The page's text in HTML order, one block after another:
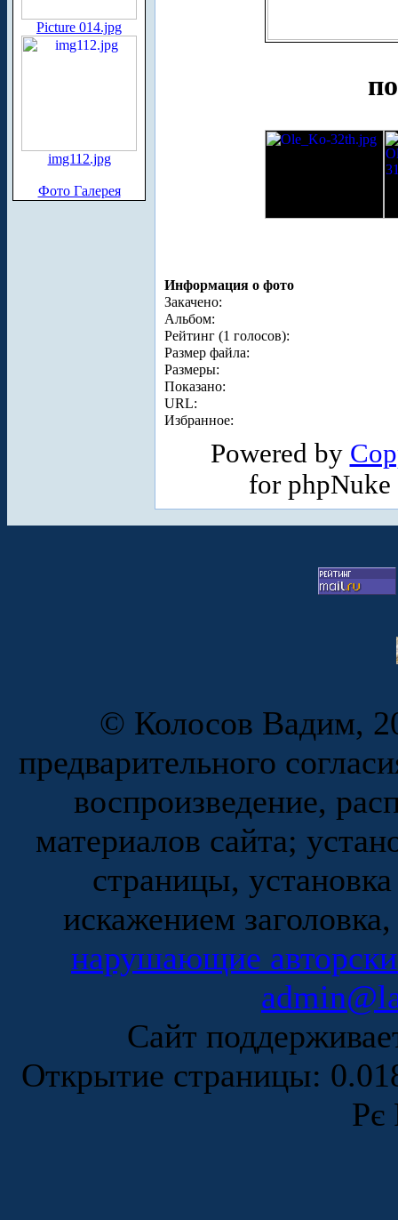
Picture 014.jpg
img112.jpg
Фото Галерея
Информация о фото
Закачено:
Альбом:
Рейтинг (1 голосов):
Размер файла:
Размеры:
Показано:
URL:
Избранное:
Powered by
for
© Колосов Вадим,
предварительного
воспроизведение,
материалов сайта;
страницы,
искажением
нарушающие
Сайт
Открытие страницы:
Рє